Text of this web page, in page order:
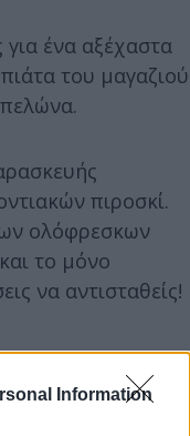
Information
ένα αξέχαστα
του μαγαζιού
πιροσκί.
ολόφρεσκων
το μόνο
να αντισταθείς!